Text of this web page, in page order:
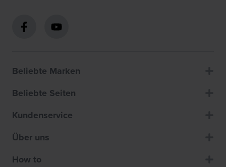
Beliebte Marken
Beliebte Seiten
Kundenservice
Über uns
How to